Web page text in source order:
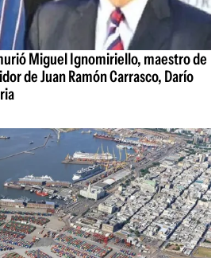
Miguel Ignomiriello, maestro de
de Juan Ramón Carrasco, Darío